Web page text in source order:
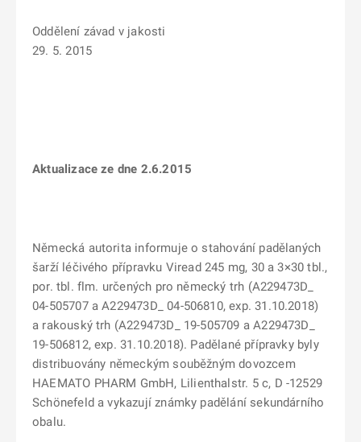
Oddělení závad v jakosti
29. 5. 2015
Aktualizace ze dne 2.6.2015
Německá autorita informuje o stahování padělaných
šarží léčivého přípravku Viread 245 mg, 30 a 3×30 tbl.,
por. tbl. flm. určených pro německý trh (A229473D_
04-505707 a A229473D_ 04-506810, exp. 31.10.2018)
a rakouský trh (A229473D_ 19-505709 a A229473D_
19-506812, exp. 31.10.2018). Padělané přípravky byly
distribuovány německým souběžným dovozcem
HAEMATO PHARM GmbH, Lilienthalstr. 5 c, D -12529
Schönefeld a vykazují známky padělání sekundárního
obalu.